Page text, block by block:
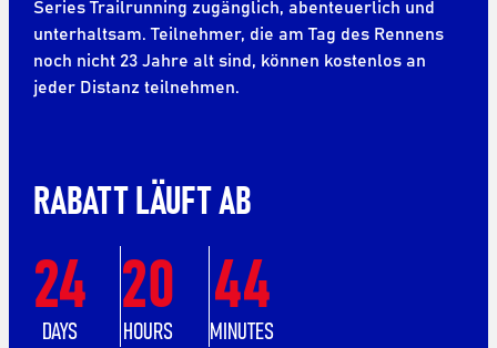
Series Trailrunning zugänglich, abenteuerlich und
unterhaltsam. Teilnehmer, die am Tag des Rennens
noch nicht 23 Jahre alt sind, können kostenlos an
jeder Distanz teilnehmen.
RABATT LÄUFT AB
24
DAYS
20
HOURS
44
MINUTES